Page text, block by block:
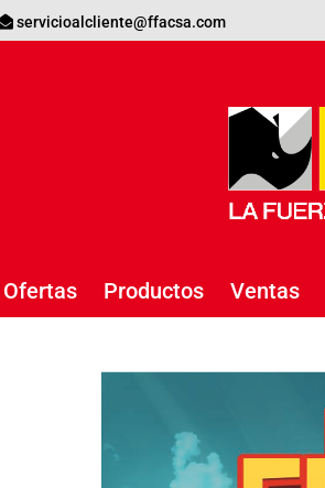
servicioalcliente@ffacsa.com
Ofertas Productos Ventas